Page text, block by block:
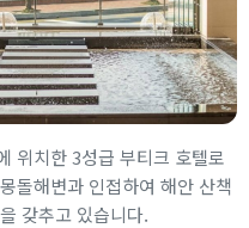
위치한 3성급 부티크 호텔로
돌해변과 인접하여 해안 산책
갖추고 있습니다.